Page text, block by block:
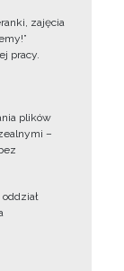
zajęcia
pracy.
plików
–